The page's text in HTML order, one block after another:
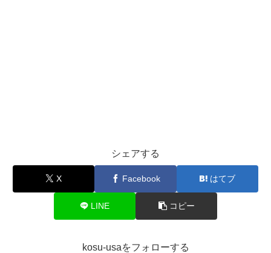
シェアする
X Facebook はてブ
LINE コピー
kosu-usaをフォローする